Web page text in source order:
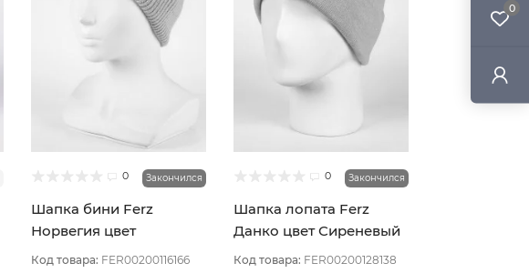
0
0 Закончился
Шапка бини Ferz
Норвегия цвет
Сиреневый светлый
Код товара: FER00200116166
0 Закончился
Шапка лопата Ferz
Данко цвет Сиреневый
светлый
Код товара: FER00200128138